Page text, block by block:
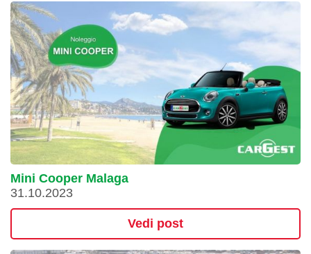
Mini Cooper Malaga
31.10.2023
Vedi post